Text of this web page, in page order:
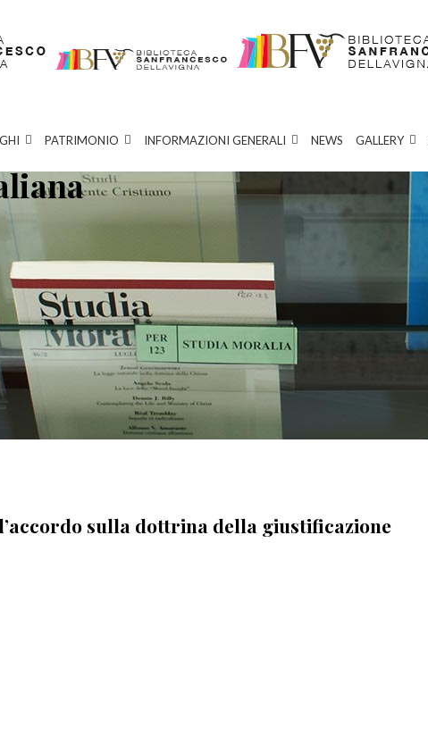
PATRIMONIO INFORMAZIONI GENERALI NEWS GALLERY
sulla dottrina della giustificazione